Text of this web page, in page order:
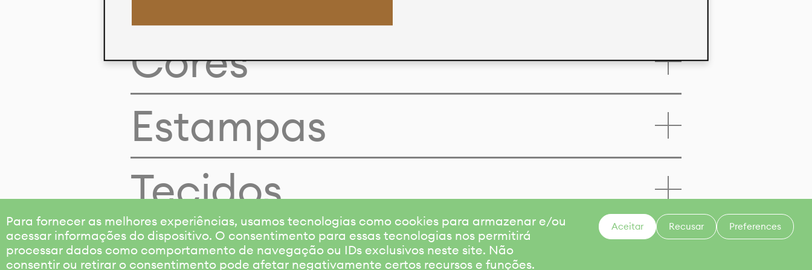
Para fornecer as melhores experiências, usamos tecnologias como cookies para armazenar e/ou
acessar informações do dispositivo. O consentimento para essas tecnologias nos permitirá
processar dados como comportamento de navegação ou IDs exclusivos neste site. Não
consentir ou retirar o consentimento pode afetar negativamente certos recursos e funções.
Aceitar Recusar Preferences
Cores
Estampas
Tecidos